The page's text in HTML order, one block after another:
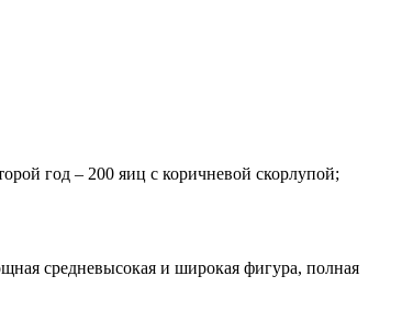
год – 200 яиц с коричневой скорлупой;
средневысокая и широкая фигура, полная